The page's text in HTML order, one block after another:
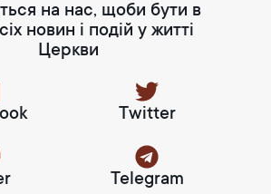
на нас, щоби бути в
новин і подій у житті
Церкви
Twitter
Telegram